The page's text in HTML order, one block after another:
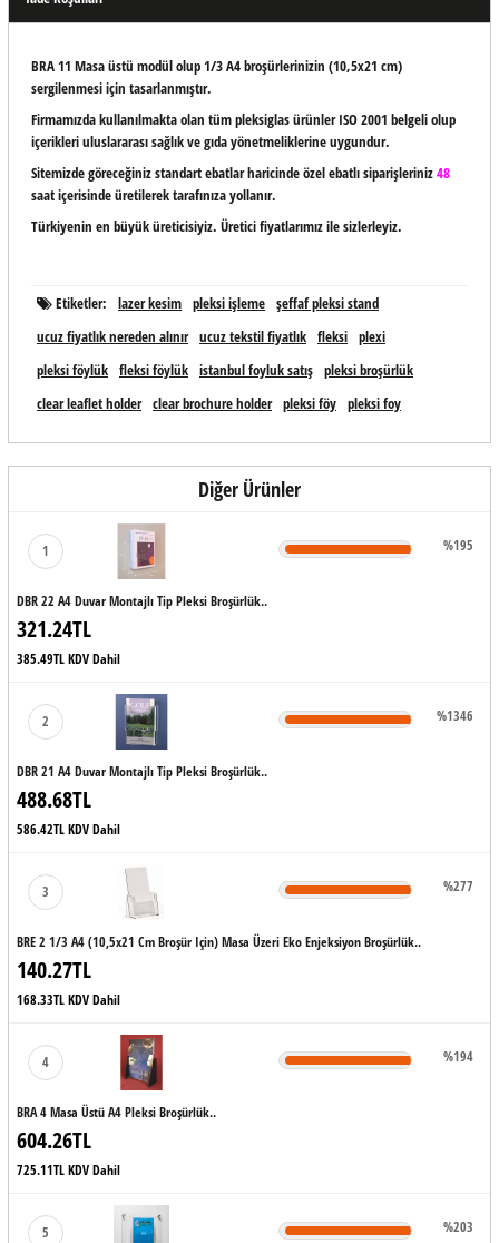
BRA 11 Masa üstü modül olup 1/3 A4 broşürlerinizin (10,5x21 cm)
sergilenmesi için tasarlanmıştır.
Firmamızda kullanılmakta olan tüm pleksiglas ürünler ISO 2001 belgeli olup
içerikleri uluslararası sağlık ve gıda yönetmeliklerine uygundur.
Sitemizde göreceğiniz standart ebatlar haricinde özel ebatlı siparişleriniz48
saat içerisinde üretilerek tarafınıza yollanır.
Türkiyenin en büyük üreticisiyiz. Üretici fiyatlarımız ile sizlerleyiz.
Etiketler: lazer kesim pleksi işleme şeffaf pleksi stand
ucuz fiyatlık nereden alınır ucuz tekstil fiyatlık fleksi plexi
pleksi föylük fleksi föylük istanbul foyluk satış pleksi broşürlük
clear leaflet holder clear brochure holder pleksi föy pleksi foy
Diğer Ürünler
1
DBR 22 A4 Duvar Montajlı Tip Pleksi Broşürlük..
321.24TL
385.49TL KDV Dahil
%195
2
DBR 21 A4 Duvar Montajlı Tip Pleksi Broşürlük..
488.68TL
586.42TL KDV Dahil
%1346
3
BRE 2 1/3 A4 (10,5x21 Cm Broşür Için) Masa Üzeri Eko Enjeksiyon Broşürlük..
140.27TL
168.33TL KDV Dahil
%277
4
BRA 4 Masa Üstü A4 Pleksi Broşürlük..
604.26TL
725.11TL KDV Dahil
%194
5 %203